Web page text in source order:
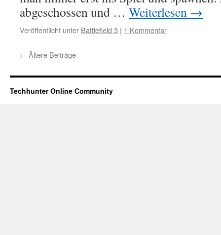
abgeschossen und … Weiterlesen →
Veröffentlicht unter Battlefield 3 | 1 Kommentar
← Ältere Beiträge
Techhunter Online Community